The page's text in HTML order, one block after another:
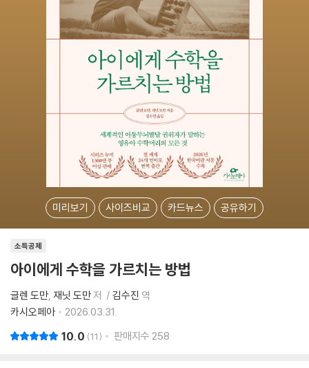
미리보기 사이즈비교 카드뉴스 공유하기
소득공제
아이에게 수학을 가르치는 방법
글렌 도만 재닛 도만저 김수진 역
카시오페아
2026.03.31.
10.0 11 판매지수 258